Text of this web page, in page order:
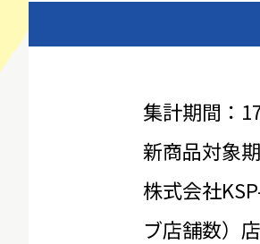
集計期間：
新商品対象
株式会社
ブ店舗数）